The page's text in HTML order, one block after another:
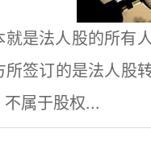
就是法人股的所有
所签订的是法人股
属于股权...